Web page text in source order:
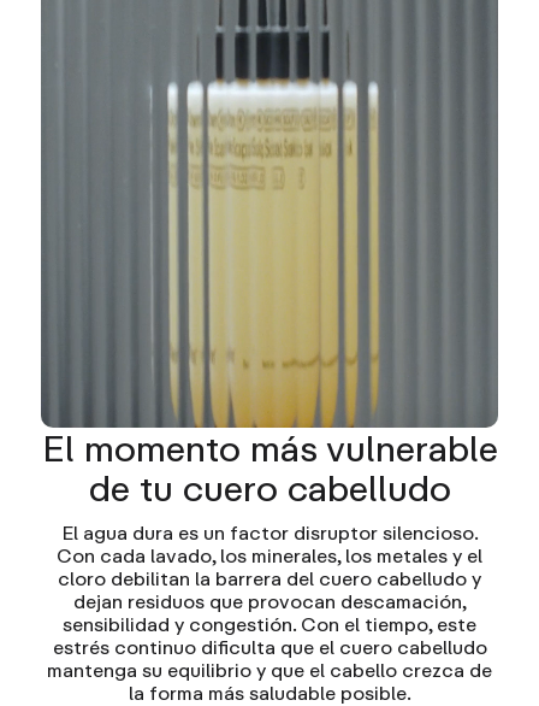
El momento más vulnerable
de tu cuero cabelludo
El agua dura es un factor disruptor silencioso.
Con cada lavado, los minerales, los metales y el
cloro debilitan la barrera del cuero cabelludo y
dejan residuos que provocan descamación,
sensibilidad y congestión. Con el tiempo, este
estrés continuo dificulta que el cuero cabelludo
mantenga su equilibrio y que el cabello crezca de
la forma más saludable posible.